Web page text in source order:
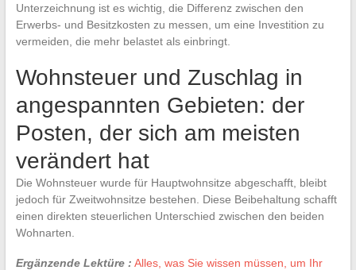
Unterzeichnung ist es wichtig, die Differenz zwischen den
Erwerbs- und Besitzkosten zu messen, um eine Investition zu
vermeiden, die mehr belastet als einbringt.
Wohnsteuer und Zuschlag in
angespannten Gebieten: der
Posten, der sich am meisten
verändert hat
Die Wohnsteuer wurde für Hauptwohnsitze abgeschafft, bleibt
jedoch für Zweitwohnsitze bestehen. Diese Beibehaltung schafft
einen direkten steuerlichen Unterschied zwischen den beiden
Wohnarten.
Ergänzende Lektüre : Alles, was Sie wissen müssen, um Ihr